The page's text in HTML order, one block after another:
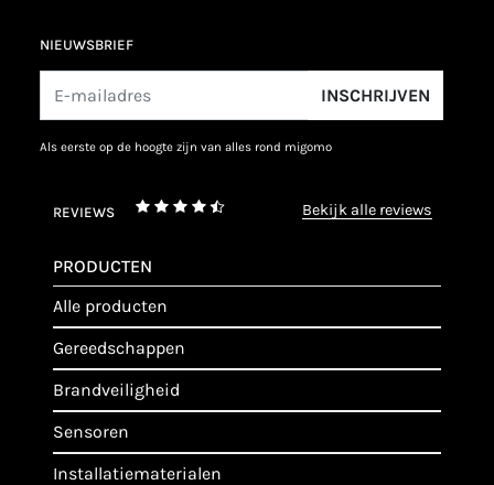
NIEUWSBRIEF
INSCHRIJVEN
als eerste op de hoogte zijn van alles rond migomo
REVIEWS bekijk alle reviews
PRODUCTEN
alle producten
gereedschappen
brandveiligheid
sensoren
installatiematerialen